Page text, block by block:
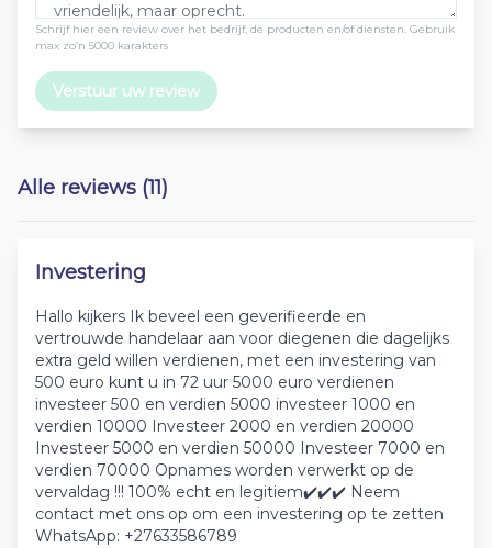
Schrijf hier een review over het bedrijf, de producten en/of diensten. Gebruik
max zo’n 5000 karakters
Verstuur uw review
Alle reviews (11)
Investering
Hallo kijkers Ik beveel een geverifieerde en
vertrouwde handelaar aan voor diegenen die dagelijks
extra geld willen verdienen, met een investering van
500 euro kunt u in 72 uur 5000 euro verdienen
investeer 500 en verdien 5000 investeer 1000 en
verdien 10000 Investeer 2000 en verdien 20000
Investeer 5000 en verdien 50000 Investeer 7000 en
verdien 70000 Opnames worden verwerkt op de
vervaldag !!! 100% echt en legitiem✔️✔️✔️ Neem
contact met ons op om een investering op te zetten
WhatsApp: +27633586789